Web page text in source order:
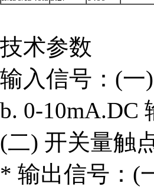
技术参数
输入信号：(一
b. 0-10mA.DC
(二) 开关量触
* 输出信号：(